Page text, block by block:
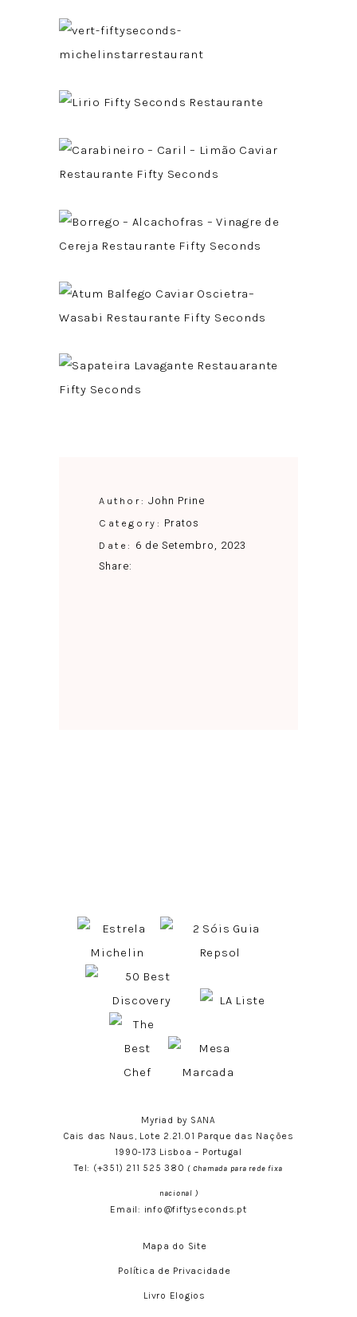
Author: John Prine
Category: Pratos
Date: 6 de Setembro, 2023
Share:
Myriad by SANA
Cais das Naus, Lote 2.21.01 Parque das Nações
1990-173 Lisboa – Portugal
Tel: (+351) 211 525 380 ( Chamada para rede fixa
nacional )
Email: info@fiftyseconds.pt
Mapa do Site
Política de Privacidade
Livro Elogios